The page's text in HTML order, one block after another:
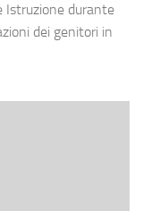
Istruzione durante
dei genitori in